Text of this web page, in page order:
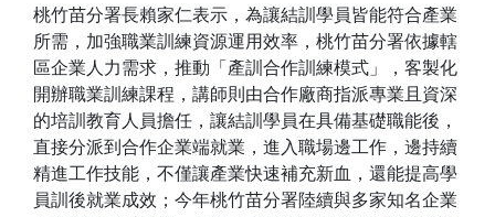
桃竹苗分署長賴家仁表示，為讓結訓學員皆能符合產業
所需，加強職業訓練資源運用效率，桃竹苗分署依據轄
區企業人力需求，推動「產訓合作訓練模式」，客製化
開辦職業訓練課程，講師則由合作廠商指派專業且資深
的培訓教育人員擔任，讓結訓學員在具備基礎職能後，
直接分派到合作企業端就業，進入職場邊工作，邊持續
精進工作技能，不僅讓產業快速補充新血，還能提高學
員訓後就業成效；今年桃竹苗分署陸續與多家知名企業